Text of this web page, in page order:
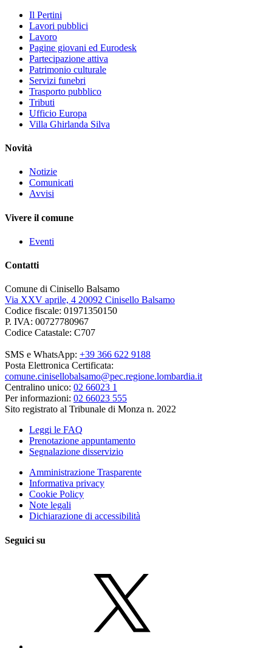
Il Pertini
Lavori pubblici
Lavoro
Pagine giovani ed Eurodesk
Partecipazione attiva
Patrimonio culturale
Servizi funebri
Trasporto pubblico
Tributi
Ufficio Europa
Villa Ghirlanda Silva
Novità
Notizie
Comunicati
Avvisi
Vivere il comune
Eventi
Contatti
Comune di Cinisello Balsamo
Via XXV aprile, 4 20092 Cinisello Balsamo
Codice fiscale: 01971350150
P. IVA: 00727780967
Codice Catastale: C707
SMS e WhatsApp: +39 366 622 9188
Posta Elettronica Certificata:
comune.cinisellobalsamo@pec.regione.lombardia.it
Centralino unico: 02 66023 1
Per informazioni: 02 66023 555
Sito registrato al Tribunale di Monza n. 2022
Leggi le FAQ
Prenotazione appuntamento
Segnalazione disservizio
Amministrazione Trasparente
Informativa privacy
Cookie Policy
Note legali
Dichiarazione di accessibilità
Seguici su